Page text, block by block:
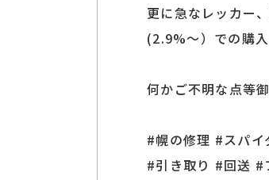
更に急なレッカー
(2.9%～）での購入
何かご不明な点等
#幌の修理 #スパ
#引き取り #回送 #